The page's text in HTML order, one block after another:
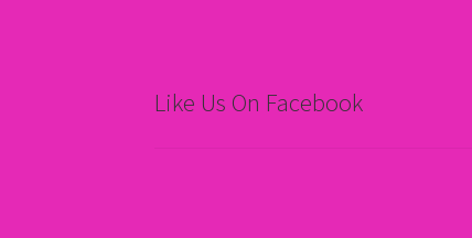
Like Us On Facebook